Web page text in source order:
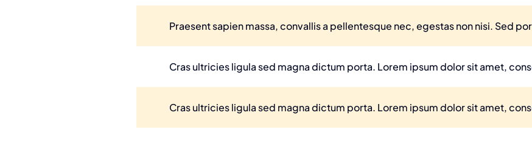
Praesent sapien massa, convallis a pellentesque nec, egestas non nisi. Sed
Cras ultricies ligula sed magna dictum porta. Lorem ipsum dolor sit amet,
Cras ultricies ligula sed magna dictum porta. Lorem ipsum dolor sit amet,